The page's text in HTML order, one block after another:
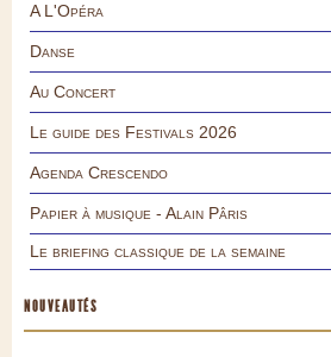
A L'Opéra
Danse
Au Concert
Le guide des Festivals 2026
Agenda Crescendo
Papier à musique - Alain Pâris
Le briefing classique de la semaine
NOUVEAUTÉS